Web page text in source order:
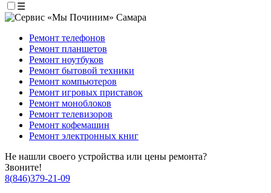
☰
Ремонт телефонов
Ремонт планшетов
Ремонт ноутбуков
Ремонт бытовой техники
Ремонт компьютеров
Ремонт игровых приставок
Ремонт моноблоков
Ремонт телевизоров
Ремонт кофемашин
Ремонт электронных книг
Не нашли своего устройства или цены ремонта?
Звоните!
8(846)379-21-09